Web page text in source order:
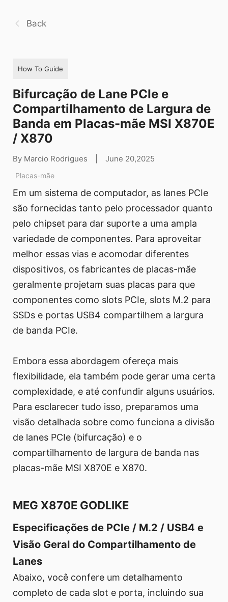
Back
How To Guide
Bifurcação de Lane PCIe e
Compartilhamento de Largura de
Banda em Placas-mãe MSI X870E
/ X870
By Marcio Rodrigues June 20,2025
Placas-mãe
Em um sistema de computador, as lanes PCIe
são fornecidas tanto pelo processador quanto
pelo chipset para dar suporte a uma ampla
variedade de componentes. Para aproveitar
melhor essas vias e acomodar diferentes
dispositivos, os fabricantes de placas-mãe
geralmente projetam suas placas para que
componentes como slots PCIe, slots M.2 para
SSDs e portas USB4 compartilhem a largura
de banda PCIe.
Embora essa abordagem ofereça mais
flexibilidade, ela também pode gerar uma certa
complexidade, e até confundir alguns usuários.
Para esclarecer tudo isso, preparamos uma
visão detalhada sobre como funciona a divisão
de lanes PCIe (bifurcação) e o
compartilhamento de largura de banda nas
placas-mãe MSI X870E e X870.
MEG X870E GODLIKE
Especificações de PCIe / M.2 / USB4 e
Visão Geral do Compartilhamento de
Lanes
Abaixo, você confere um detalhamento
completo de cada slot e porta, incluindo sua